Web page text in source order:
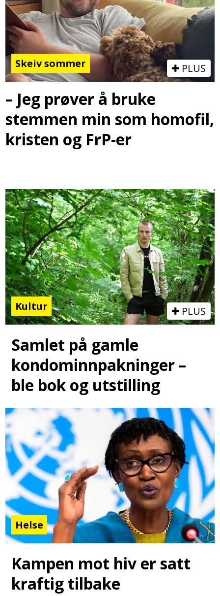
Skeiv sommer PLUS
– Jeg prøver å bruke
stemmen min som homofil,
kristen og FrP-er
Kultur PLUS
Samlet på gamle
kondominnpakninger –
ble bok og utstilling
Helse
Kampen mot hiv er satt
kraftig tilbake